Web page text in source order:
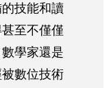
技能和讀
至不僅僅
學家還是
數位技術